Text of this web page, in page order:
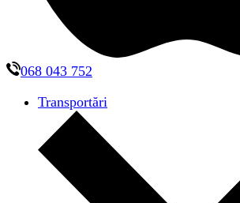
068 043 752
Transportări